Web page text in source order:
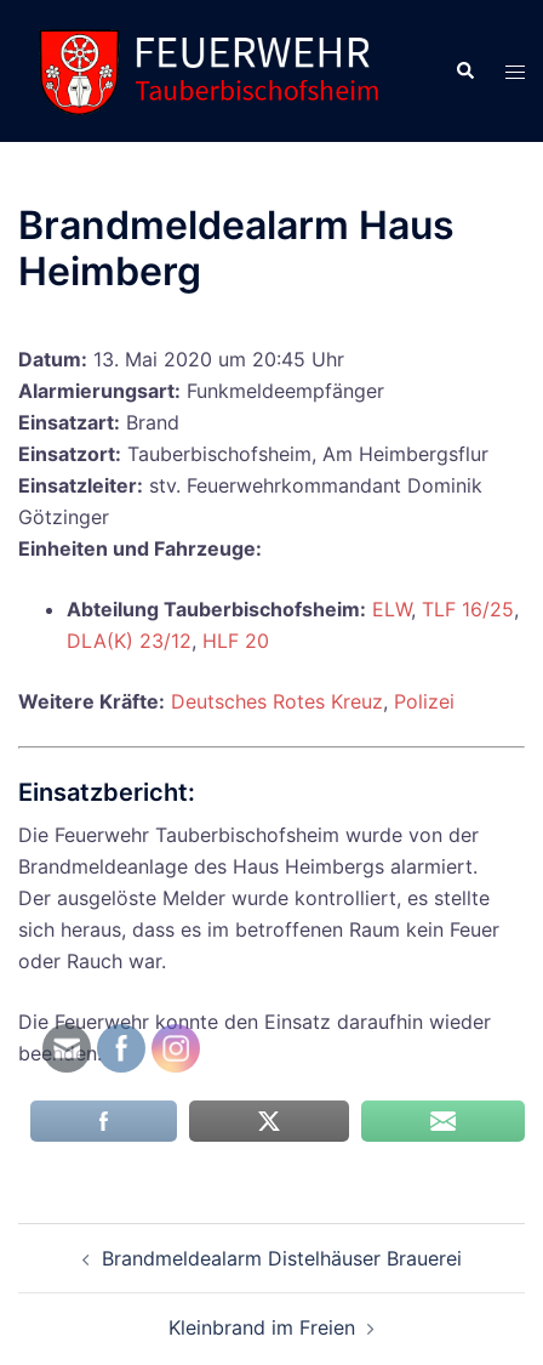
Inhalt
springen
Suche
Brandmeldealarm Haus
Heimberg
Datum: 13. Mai 2020 um 20:45 Uhr
Alarmierungsart: Funkmeldeempfänger
Einsatzart: Brand
Einsatzort: Tauberbischofsheim, Am Heimbergsflur
Einsatzleiter: stv. Feuerwehrkommandant Dominik
Götzinger
Einheiten und Fahrzeuge:
Abteilung Tauberbischofsheim: ELW, TLF 16/25,
DLA(K) 23/12, HLF 20
Weitere Kräfte: Deutsches Rotes Kreuz, Polizei
Einsatzbericht:
Die Feuerwehr Tauberbischofsheim wurde von der
Brandmeldeanlage des Haus Heimbergs alarmiert.
Der ausgelöste Melder wurde kontrolliert, es stellte
sich heraus, dass es im betroffenen Raum kein Feuer
oder Rauch war.
Die Feuerwehr konnte den Einsatz daraufhin wieder
beenden.
Brandmeldealarm Distelhäuser Brauerei
Kleinbrand im Freien